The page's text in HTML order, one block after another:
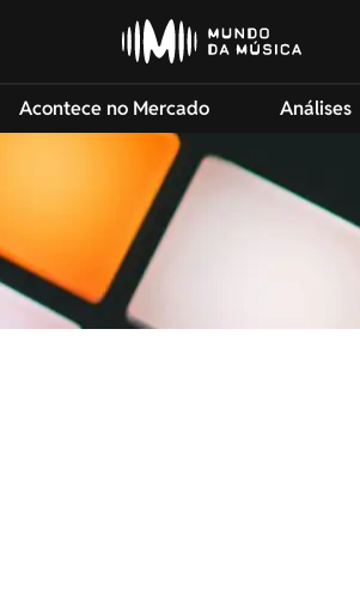
Acontece no Mercado Análises